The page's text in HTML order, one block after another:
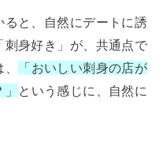
と、自然にデートに誘
身好き」が、共通点で
「おいしい刺身の店が
という感じに、自然に